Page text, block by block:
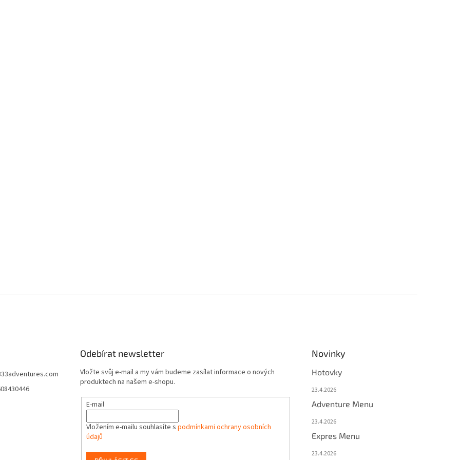
Odebírat newsletter
Vložte svůj e-mail a my vám budeme zasílat informace o nových
produktech na našem e-shopu.
E-mail
Vložením e-mailu souhlasíte s podmínkami ochrany osobních
údajů
Novinky
Hotovky
23.4.2026
Adventure Menu
23.4.2026
Expres Menu
23.4.2026